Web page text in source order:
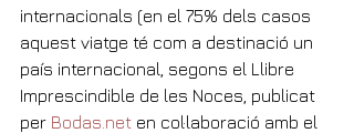
internacionals (en el 75% dels casos
aquest viatge té com a destinació un
país internacional, segons el Llibre
Imprescindible de les Noces, publicat
per Bodas.net en col·laboració amb el